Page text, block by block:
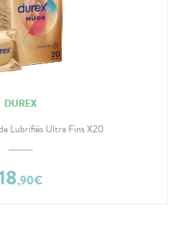
DUREX
Lubrifiés Ultra Fins X20
18,90€